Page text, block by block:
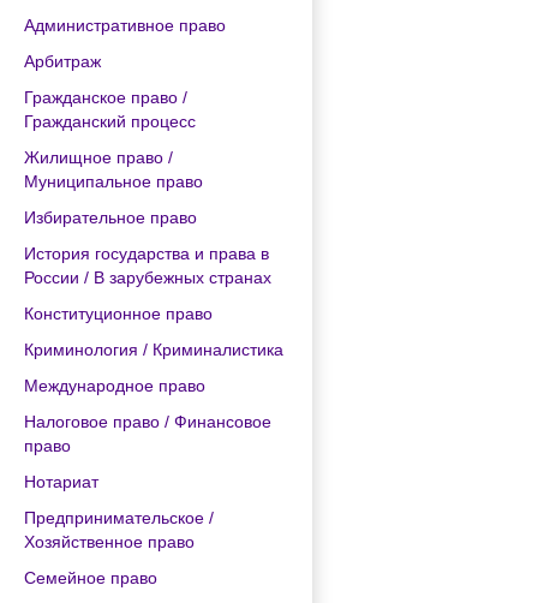
Административное право
Арбитраж
Гражданское право /
Гражданский процесс
Жилищное право /
Муниципальное право
Избирательное право
История государства и права в
России / В зарубежных странах
Конституционное право
Криминология / Криминалистика
Международное право
Налоговое право / Финансовое
право
Нотариат
Предпринимательское /
Хозяйственное право
Семейное право